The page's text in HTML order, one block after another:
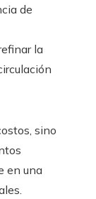
de
la
sino
en una